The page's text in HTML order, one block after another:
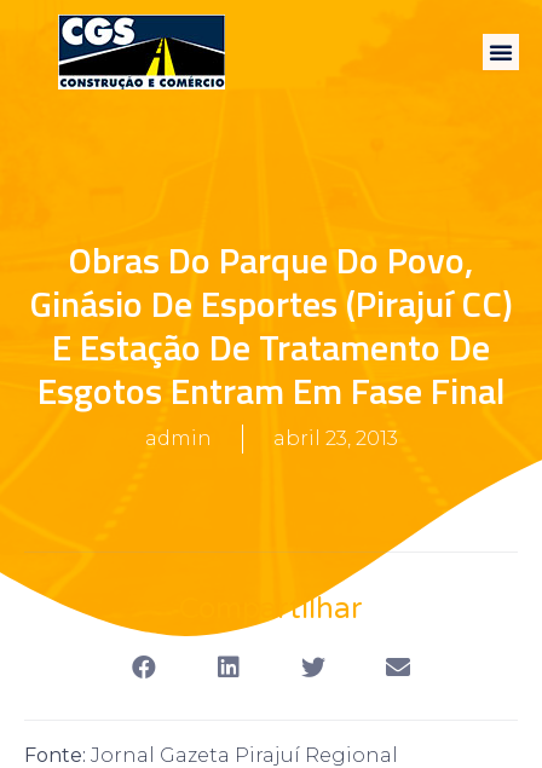
Obras Do Parque Do Povo,
Ginásio De Esportes (Pirajuí CC)
E Estação De Tratamento De
Esgotos Entram Em Fase Final
admin abril 23, 2013
Compartilhar
Fonte: Jornal Gazeta Pirajuí Regional